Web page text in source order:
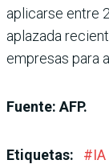
aplicarse entre
aplazada
empresas para
Fuente: AFP.
Etiquetas: #IA